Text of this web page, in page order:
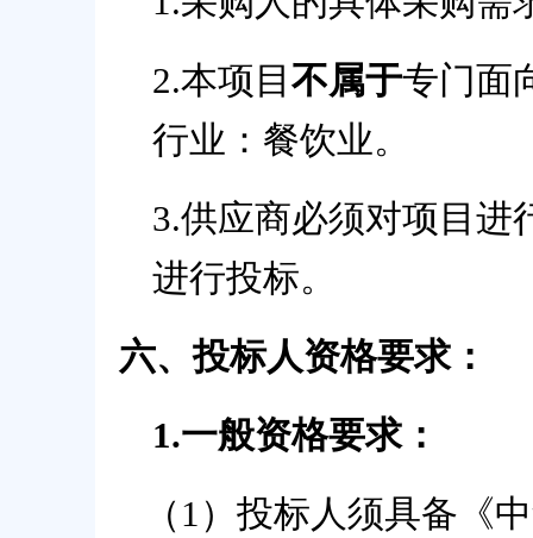
2.本项目 不属于专门面
行业：餐饮业。
3.供应商必须对项目进
进行投标。
六、投标人资格要求：
1.一般资格要求：
（ 1 ）投标人须具备《